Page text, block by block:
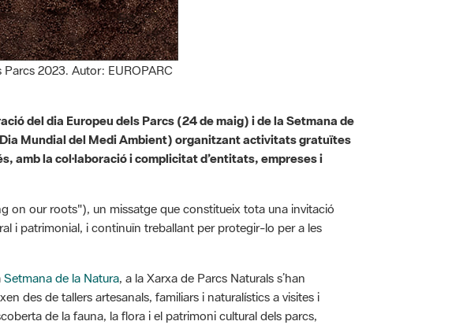
2023. Autor: EUROPARC
del dia Europeu dels Parcs (24 de maig) i de la Setmana de
Mundial del Medi Ambient) organitzant activitats gratuïtes
amb la col·laboració i complicitat d’entitats, empreses i
on our roots"), un missatge que constitueix tota una invitació
i patrimonial, i continuïn treballant per protegir-lo per a les
Setmana de la Natura, a la Xarxa de Parcs Naturals s’han
des de tallers artesanals, familiars i naturalístics a visites i
de la fauna, la flora i el patrimoni cultural dels parcs,